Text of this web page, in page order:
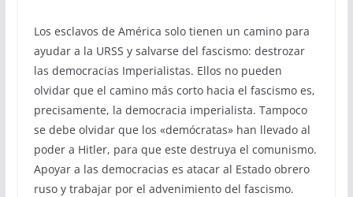
Los esclavos de América solo tienen un camino para
ayudar a la URSS y salvarse del fascismo: destrozar
las democracias Imperialistas. Ellos no pueden
olvidar que el camino más corto hacia el fascismo es,
precisamente, la democracia imperialista. Tampoco
se debe olvidar que los «demócratas» han llevado al
poder a Hitler, para que este destruya el comunismo.
Apoyar a las democracias es atacar al Estado obrero
ruso y trabajar por el advenimiento del fascismo.